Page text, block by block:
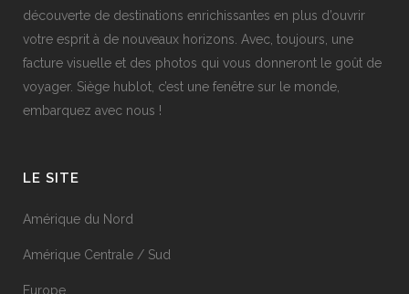
découverte de destinations enrichissantes en plus d’ouvrir
votre esprit à de nouveaux horizons. Avec, toujours, une
facture visuelle et des photos qui vous donneront le goût de
voyager. Siège hublot, c’est une fenêtre sur le monde,
embarquez avec nous !
LE SITE
Amérique du Nord
Amérique Centrale / Sud
Europe